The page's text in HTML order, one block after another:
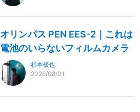
オリンパス PEN EES-2｜これは
電池のいらないフィルムカメラ
杉本優也
2026/08/01